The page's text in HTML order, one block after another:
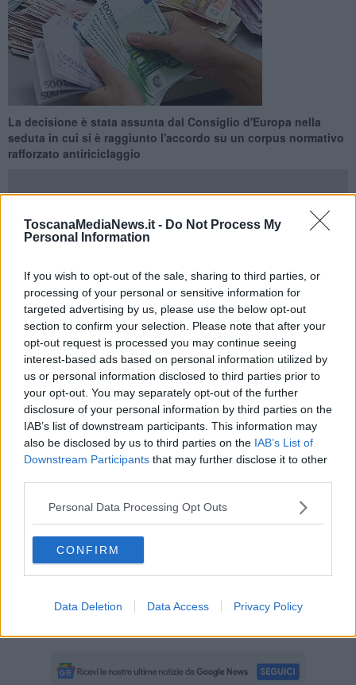
ToscanaMediaNews.it - Do Not Process My
Personal Information
If you wish to opt-out of the sale, sharing to third parties, or
processing of your personal or sensitive information for
targeted advertising by us, please use the below opt-out
section to confirm your selection. Please note that after your
opt-out request is processed you may continue seeing
interest-based ads based on personal information utilized by
us or personal information disclosed to third parties prior to
your opt-out. You may separately opt-out of the further
disclosure of your personal information by third parties on the
IAB’s list of downstream participants. This information may
also be disclosed by us to third parties on the IAB’s List of
Downstream Participants that may further disclose it to other
Personal Data Processing Opt Outs
CONFIRM
Data Deletion Data Access Privacy Policy
La decisione è stata assunta dal Consiglio d'Europa nella
seduta in cui si è raggiunto l'accordo su un corpus normativo
rafforzato antiriciclaggio
pagamento con contanti in tutti i paesi dell'Unione, lasciando agli
stati membri la possibilità di stabilire soglie più basse: la decisione è
stata assunta ieri 7 Dicembre dal Consiglio d'Europa, nella seduta
in cui è stato raggiunto un accordo su un corpus normativo
rafforzato sul tema dell'antiriciclaggio.
"Limitando i pagamenti in contanti di importo elevato - recita il
comunicato stampa diffuso proprio dalConsiglio d'Europa - l'Ue
renderà più difficile per i criminali il riciclaggio di denaro sporco".
E poi: "È stabilito un limite massimo di 10.000 euro per i pagamenti
Europafinora i pagamenti in contanti non avevano regole
l'innalzamento previsto a 5.000 euro della soglia, in
esempio di 500 euro mentre è già a 10.000 euro a
Repubblica Ceca. La soglia più alta si ha inCroazia(15.000
limite. Tra questiGermaniaeAustria,CiproeOlanda,Ungheria